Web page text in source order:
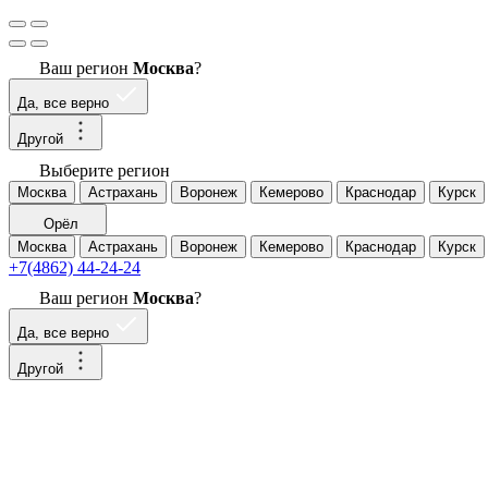
Ваш регион Москва?
Да, все верно
Другой
Выберите регион
Москва Астрахань Воронеж Кемерово Краснодар Курск
Орёл
Москва
Астрахань Воронеж Кемерово Краснодар Курск
+7(4862) 44-24-24
Ваш регион Москва?
Да, все верно
Другой